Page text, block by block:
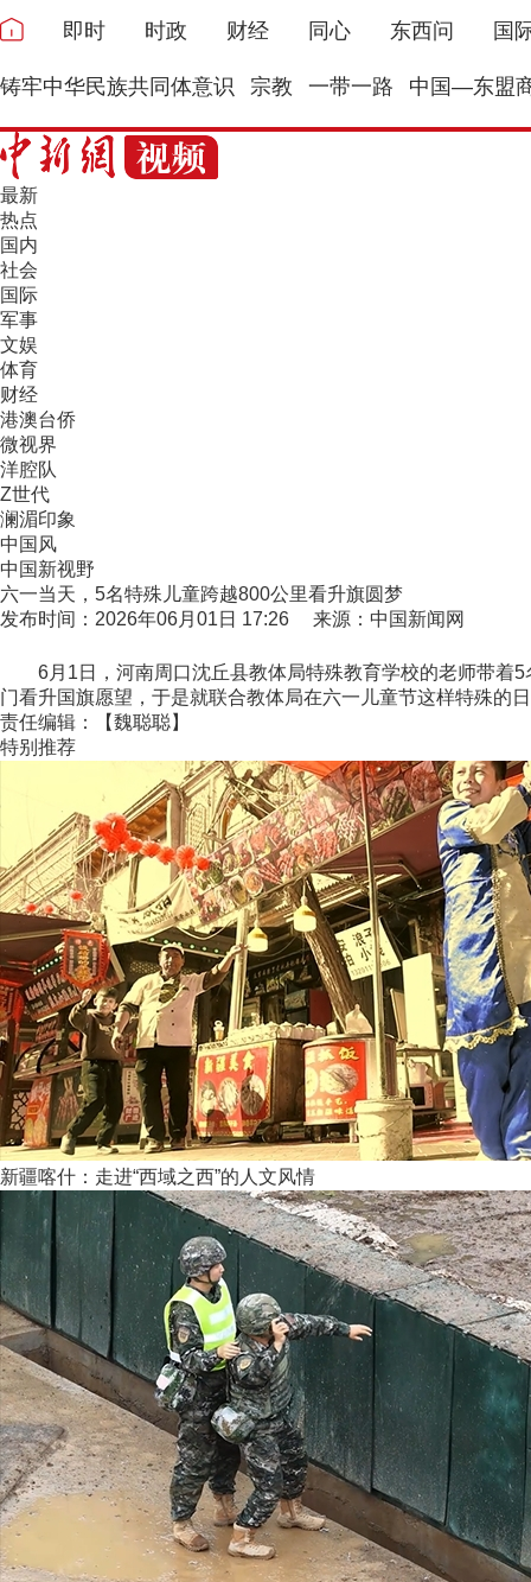
即时 时政 财经 同心 东西问 国
铸牢中华民族共同体意识 宗教 一带一路 中国—东盟
最新
热点
国内
社会
国际
军事
文娱
体育
财经
港澳台侨
微视界
洋腔队
Z世代
澜湄印象
中国风
中国新视野
六一当天，5名特殊儿童跨越800公里看升旗圆梦
发布时间：2026年06月01日 17:26 来源：中国新闻网
6月1日，河南周口沈丘县教体局特殊教育学校的老师带着5
门看升国旗愿望，于是就联合教体局在六一儿童节这样特殊的
责任编辑：【魏聪聪】
特别推荐
新疆喀什：走进“西域之西”的人文风情